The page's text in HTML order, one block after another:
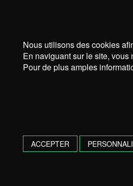
Nous utilisons des cookies
En naviguant sur le site,
Pour de plus amples
ACCEPTER